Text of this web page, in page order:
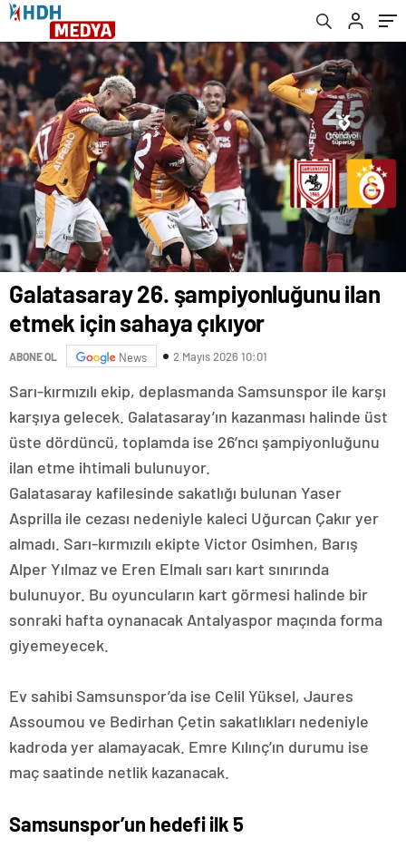
Galatasaray 26. şampiyonluğunu ilan
etmek için sahaya çıkıyor
ABONE OL News 2 Mayıs 2026 10:01
Sarı-kırmızılı ekip, deplasmanda Samsunspor ile karşı
karşıya gelecek. Galatasaray’ın kazanması halinde üst
üste dördüncü, toplamda ise 26’ncı şampiyonluğunu
ilan etme ihtimali bulunuyor.
Galatasaray kafilesinde sakatlığı bulunan Yaser
Asprilla ile cezası nedeniyle kaleci Uğurcan Çakır yer
almadı. Sarı-kırmızılı ekipte Victor Osimhen, Barış
Alper Yılmaz ve Eren Elmalı sarı kart sınırında
bulunuyor. Bu oyuncuların kart görmesi halinde bir
sonraki hafta oynanacak Antalyaspor maçında forma
giyemeyecek.
Ev sahibi Samsunspor’da ise Celil Yüksel, Jaures
Assoumou ve Bedirhan Çetin sakatlıkları nedeniyle
kadroda yer alamayacak. Emre Kılınç’ın durumu ise
maç saatinde netlik kazanacak.
Samsunspor’un hedefi ilk 5